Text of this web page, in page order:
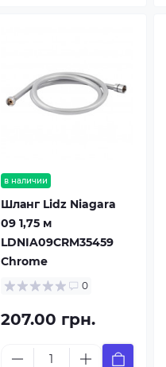
в наличии
Шланг Lidz Niagara
09 1,75 м
LDNIA09CRM35459
Chrome
0
207.00 грн.